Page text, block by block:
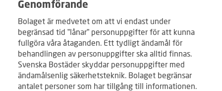
Genomförande
Bolaget är medvetet om att vi endast under
begränsad tid ”lånar” personuppgifter för att kunna
fullgöra våra åtaganden. Ett tydligt ändamål för
behandlingen av personuppgifter ska alltid finnas.
Svenska Bostäder skyddar personuppgifter med
ändamålsenlig säkerhetsteknik. Bolaget begränsar
antalet personer som har tillgång till informationen.